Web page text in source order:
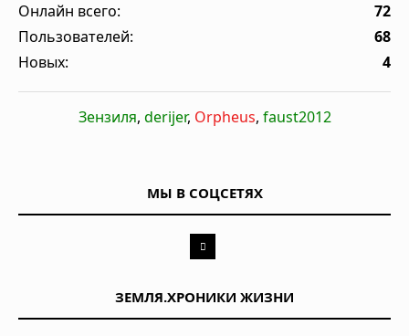
Онлайн всего:
72
Пользователей:
68
Новых:
4
Зензиля, derijer, Orpheus, faust2012
МЫ В СОЦСЕТЯХ
ЗЕМЛЯ.ХРОНИКИ ЖИЗНИ